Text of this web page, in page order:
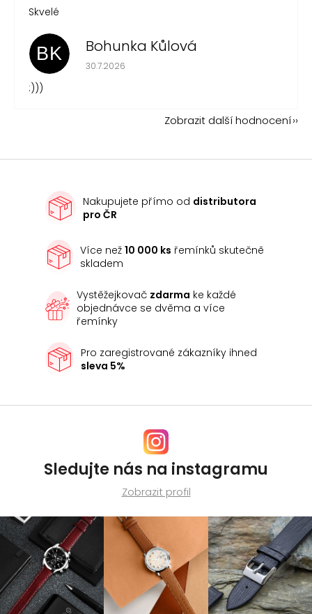
Skvelé
BK Bohunka Kůlová
Hodnocení obchodu je 5 z 5 hvězdiček.
30.7.2026
:)))
Zobrazit další hodnocení
Nakupujete přímo od distributora
pro ČR
Více než10 000 ks řemínků skutečně
skladem
Vystěžejkovač zdarma ke každé
objednávce se dvěma a více
řemínky
Pro zaregistrované zákazníky ihned
sleva 5%
Sledujte nás na instagramu
Zobrazit profil